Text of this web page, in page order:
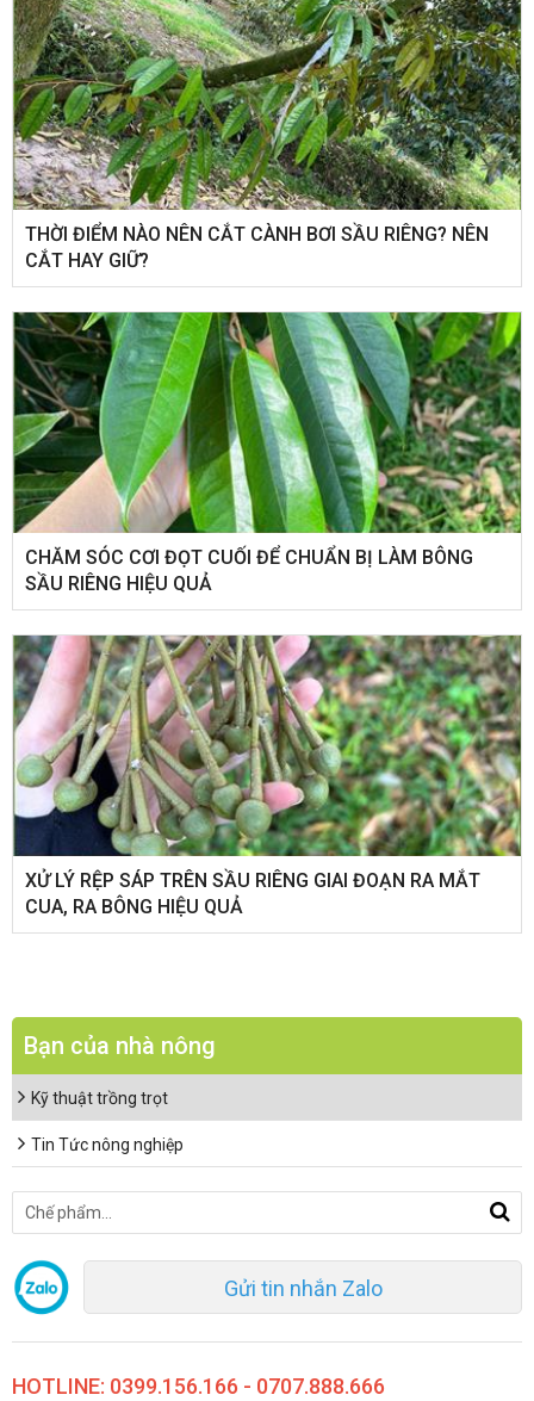
THỜI ĐIỂM NÀO NÊN CẮT CÀNH BƠI SẦU RIÊNG? NÊN
CẮT HAY GIỮ?
CHĂM SÓC CƠI ĐỌT CUỐI ĐỂ CHUẨN BỊ LÀM BÔNG
SẦU RIÊNG HIỆU QUẢ
XỬ LÝ RỆP SÁP TRÊN SẦU RIÊNG GIAI ĐOẠN RA MẮT
CUA, RA BÔNG HIỆU QUẢ
Bạn của nhà nông
Kỹ thuật trồng trọt
Tin Tức nông nghiệp
Gửi tin nhắn Zalo
HOTLINE: 0399.156.166 - 0707.888.666